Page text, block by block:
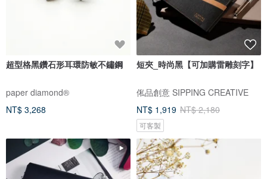
超型格黑鑽石形耳環防敏不鏽鋼
paper diamond®
NT$ 3,268
短夾_時尚黑【可加購雷雕刻字】
俬品創意 SIPPING CREATIVE
NT$ 1,919 NT$ 2,180
可客製